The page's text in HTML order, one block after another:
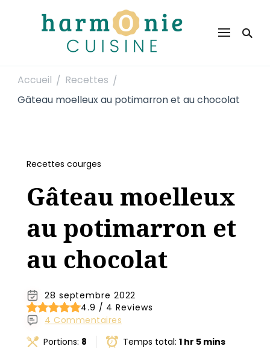
Harmonie Cuisine
Accueil / Recettes /
Gâteau moelleux au potimarron et au chocolat
Recettes courges
Gâteau moelleux
au potimarron et
au chocolat
28 septembre 2022
4.9 / 4 Reviews
4 Commentaires
Portions: 8 Temps total: 1 hr 5 mins